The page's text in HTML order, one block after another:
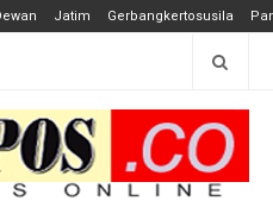
Jatim Gerbangkertosusila